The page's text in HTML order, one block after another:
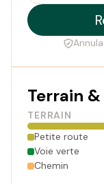
Terrain
TERRAIN
Petite route
Voie verte
Chemin